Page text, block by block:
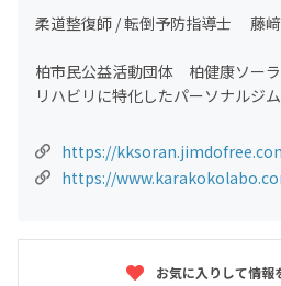
柔道整復師 / 転倒予防指導士 藤﨑
柏市民公益活動団体 柏健康ソー
リハビリに特化したパーソナルジ
https://
https://
お気に入りして情報